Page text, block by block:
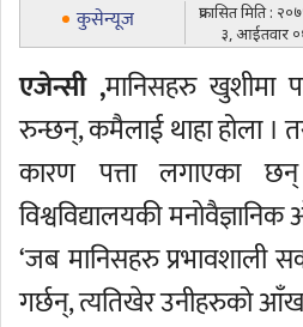
कुसेन्यूज
प्रकासित मिति :
३, आईतवार
एजेन्सी ,मानिसहरु खुशीमा
रुन्छन्, कमैलाई थाहा होला ।
कारण पत्ता लगाएका
विश्वविद्यालयकी
‘जब मानिसहरु प्रभावशाली
गर्छन्, त्यतिखेर उनीहरुको